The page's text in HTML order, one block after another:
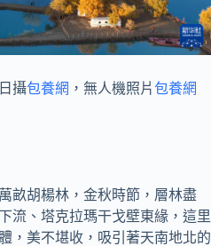
攝包養網 ，無人機照片包養網
畝胡楊林，金秋時節，層林盡
流、塔克拉瑪干戈壁東緣，這里
，美不堪收，吸引著天南地北的